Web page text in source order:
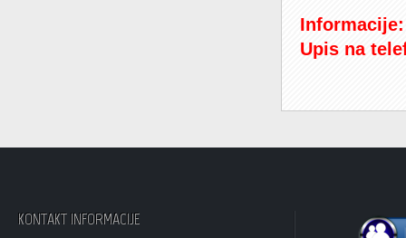
Informacije:
Upis na
KONTAKT INFORMACIJE